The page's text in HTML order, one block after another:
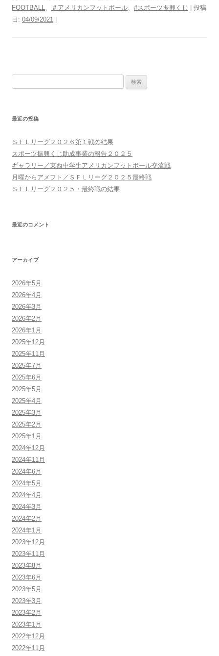
FOOTBALL、 ＃アメリカンフットボール、 #スポーツ振興くじ
| 投稿
日: 04/09/2021
最近の投稿
ＳＦＬリーグ２０２６第１戦の結果
スポーツ振興くじ助成事業の報告２０２５
ギャラリー／東西中学生アメリカンフットボール交流戦
月曜からアメフト／ＳＦＬリーグ２０２５最終戦
ＳＦＬリーグ２０２５・最終戦の結果
最近のコメント
アーカイブ
2026年5月
2026年4月
2026年3月
2026年2月
2026年1月
2025年12月
2025年11月
2025年7月
2025年6月
2025年5月
2025年4月
2025年3月
2025年2月
2025年1月
2024年12月
2024年11月
2024年6月
2024年5月
2024年4月
2024年3月
2024年2月
2024年1月
2023年12月
2023年11月
2023年8月
2023年6月
2023年5月
2023年3月
2023年2月
2023年1月
2022年12月
2022年11月